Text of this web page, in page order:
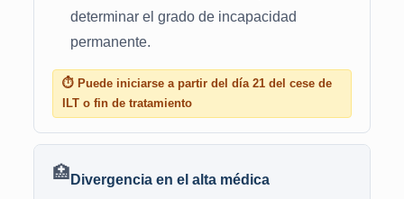
determinar el grado de incapacidad
permanente.
⏱ Puede iniciarse a partir del día 21 del cese de
ILT o fin de tratamiento
🏥 Divergencia en el alta médica